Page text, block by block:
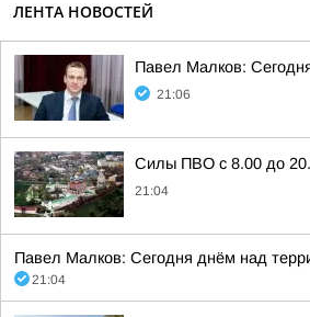
ЛЕНТА НОВОСТЕЙ
Павел Малков:
21:06
Силы ПВО с 8.00 до
21:04
Павел Малков: Сегодня днём над
21:04